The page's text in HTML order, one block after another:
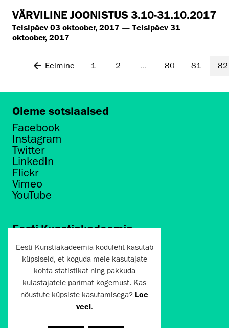
VÄRVILINE JOONISTUS 3.10-31.10.2017
Teisipäev 03 oktoober, 2017 — Teisipäev 31
oktoober, 2017
Eelmine 1 2 ... 80 81 82
Oleme sotsiaalsed
Facebook
Instagram
Twitter
LinkedIn
Flickr
Vimeo
YouTube
Eesti Kunstiakadeemia
Põhja puiestee 7
Tallinn 10412
artun@artun.ee
+372 6267301
Liitu uudiskirjaga!
Eesti Kunstiakadeemia koduleht kasutab
küpsiseid, et koguda meie kasutajate
kohta statistikat ning pakkuda
külastajatele parimat kogemust. Kas
nõustute küpsiste kasutamisega? Loe
veel.